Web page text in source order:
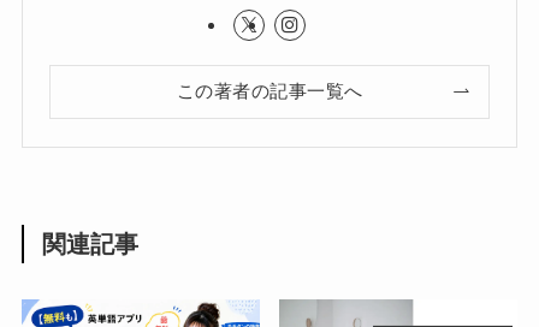
この著者の記事一覧へ
関連記事